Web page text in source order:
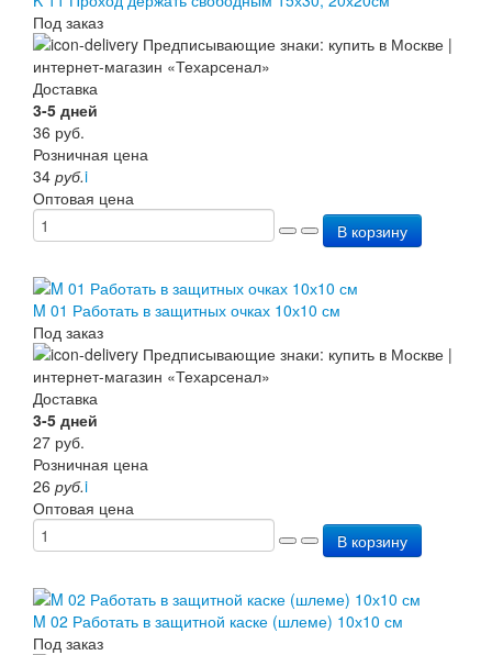
Под заказ
Доставка
3-5 дней
36 руб.
Розничная цена
34 руб.i
Оптовая цена
В корзину
M 01 Работать в защитных очках 10х10 см
Под заказ
Доставка
3-5 дней
27 руб.
Розничная цена
26 руб.i
Оптовая цена
В корзину
M 02 Работать в защитной каске (шлеме) 10х10 см
Под заказ